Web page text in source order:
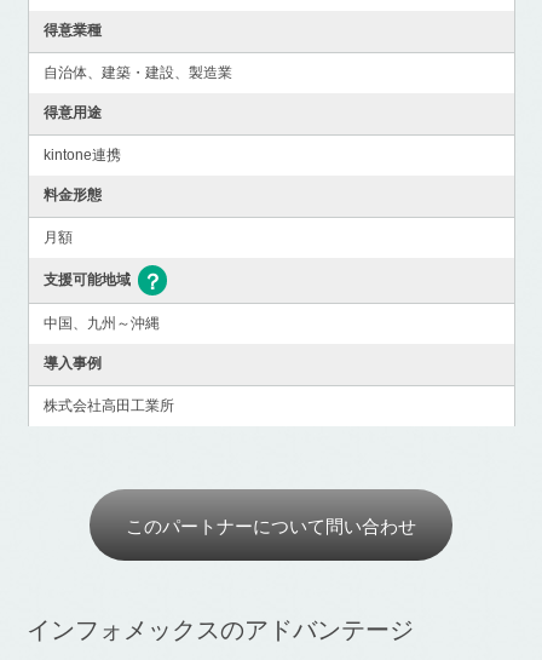
得意業種
自治体、建築・建設、製造業
得意用途
kintone連携
料金形態
月額
支援可能地域
中国、九州～沖縄
導入事例
株式会社高田工業所
このパートナーについて問い合わせ
インフォメックスのアドバンテージ